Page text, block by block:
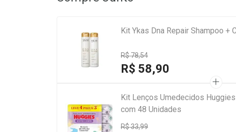
Kit Ykas Dna Repair Shampoo +
R$ 78,54
R$ 58,90
Kit Lenços Umedecidos
com 48 Unidades
R$ 33,99